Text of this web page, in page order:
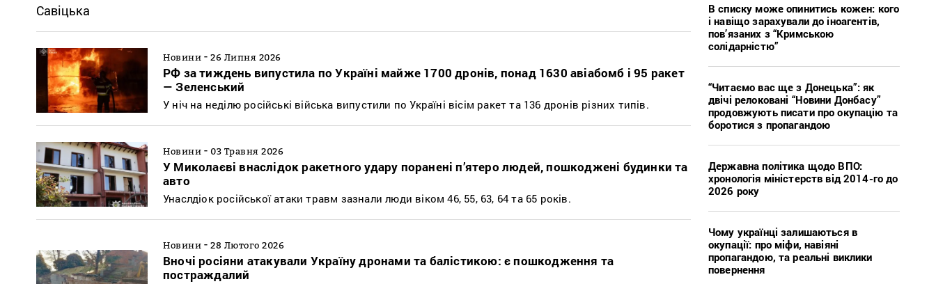
Новини - 26 Липня 2026
РФ за тиждень випустила по Україні майже 1700 дронів, понад 1630 авіабомб і 95 ракет
— Зеленський
У ніч на неділю російські війська випустили по Україні вісім ракет та 136 дронів різних типів.
Новини - 03 Травня 2026
У Миколаєві внаслідок ракетного удару поранені п’ятеро людей, пошкоджені будинки та
авто
Унаслдіок російської атаки травм зазнали люди віком 46, 55, 63, 64 та 65 років.
Новини - 28 Лютого 2026
Вночі росіяни атакували Україну дронами та балістикою: є пошкодження та
постраждалий
В списку може опинитись кожен: кого
і навіщо зарахували до іноагентів,
пов’язаних з “Кримською
солідарністю”
“Читаємо вас ще з Донецька”: як
двічі релоковані “Новини Донбасу”
продовжують писати про окупацію та
боротися з пропагандою
Державна політика щодо ВПО:
хронологія міністерств від 2014-го до
2026 року
Чому українці залишаються в
окупації: про міфи, навіяні
пропагандою, та реальні виклики
повернення